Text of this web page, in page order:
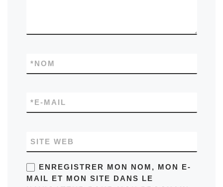
NOM
*
E-MAIL
*
SITE WEB
ENREGISTRER MON NOM, MON E-
MAIL ET MON SITE DANS LE